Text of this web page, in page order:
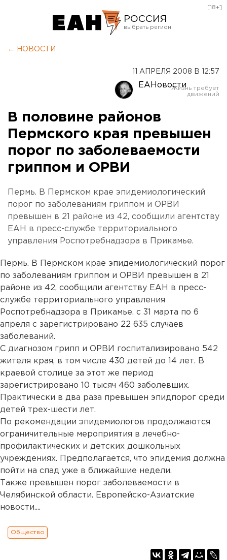
РОССИЯ
Оренбург
[18+]
← НОВОСТИ
11 АПРЕЛЯ 2008 В 12:57
ЕАНовости
В половине районов
Пермского края превышен
порог по заболеваемости
гриппом и ОРВИ
Пермь. В Пермском крае эпидемиологический
порог по заболеваниям гриппом и ОРВИ
превышен в 21 районе из 42, сообщили агентству
ЕАН в пресс-службе территориального
управления Роспотребнадзора в Прикамье.
Пермь. В Пермском крае эпидемиологический порог
по заболеваниям гриппом и ОРВИ превышен в 21
районе из 42, сообщили агентству ЕАН в пресс-
службе территориального управления
Роспотребнадзора в Прикамье. с 31 марта по 6
апреля с зарегистрировано 22 635 случаев
заболеваний.
С диагнозом грипп и ОРВИ госпитализировано 542
жителя края, в том числе 430 детей до 14 лет. В
краевой столице за этот же период
зарегистрировано 10 тысяч 460 заболевших.
Практически в два раза превышен эпидпорог среди
детей трех-шести лет.
По рекомендации эпидемиологов продолжаются
ограничительные мероприятия в лечебно-
профилактических и детских дошкольных
учреждениях. Предполагается, что эпидемия должна
пойти на спад уже в ближайшие недели.
Также превышен порог заболеваемости в
Челябинской области. Европейско-Азиатские
новости....
Общество